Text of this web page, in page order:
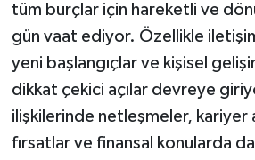
tüm burçlar için hareketli ve
gün vaat ediyor. Özellikle
yeni başlangıçlar ve kişisel
dikkat çekici açılar devreye
ilişkilerinde netleşmeler, kariyer
fırsatlar ve finansal konularda